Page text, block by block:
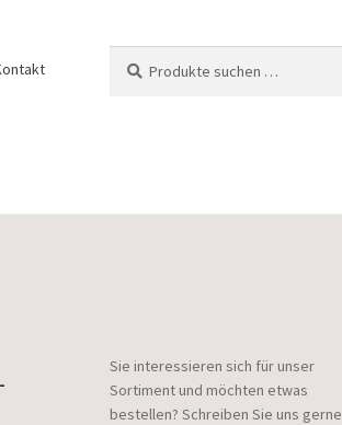
nach:
Sie interessieren sich für unser
Sortiment und möchten etwas
bestellen? Schreiben Sie uns gerne